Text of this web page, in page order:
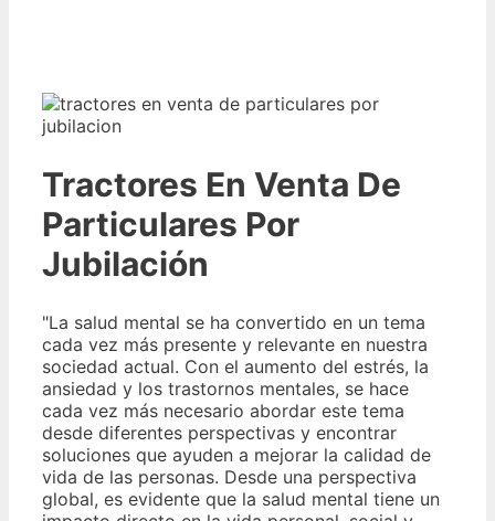
Tractores En Venta De
Particulares Por
Jubilación
"La salud mental se ha convertido en un tema
cada vez más presente y relevante en nuestra
sociedad actual. Con el aumento del estrés, la
ansiedad y los trastornos mentales, se hace
cada vez más necesario abordar este tema
desde diferentes perspectivas y encontrar
soluciones que ayuden a mejorar la calidad de
vida de las personas. Desde una perspectiva
global, es evidente que la salud mental tiene un